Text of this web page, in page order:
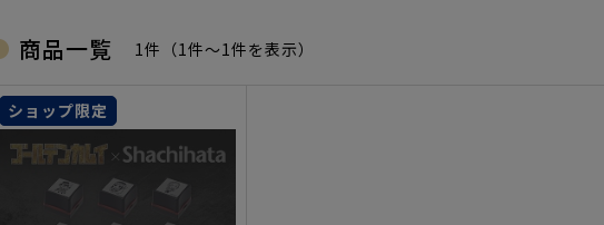
商品一覧 1件（1件〜1件を表示）
ショップ限定